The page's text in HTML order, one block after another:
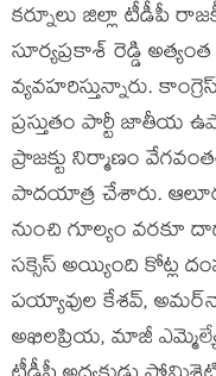
కర్నూలు జిల్లా టీడీపీ
సూర్యప్రకాశ్ రెడ్డి
వ్యవహరిస్తున్నారు.
ప్రస్తుతం పార్టీ జాతీయ
ప్రాజక్టు నిర్మాణం
పాదయాత్ర చేశారు.
నుంచి గూల్యం వరకూ
సక్సెస్ అయ్యింది కోట్ల
పయ్యావుల కేశవ్,
అఖిలప్రియ, మాజీ